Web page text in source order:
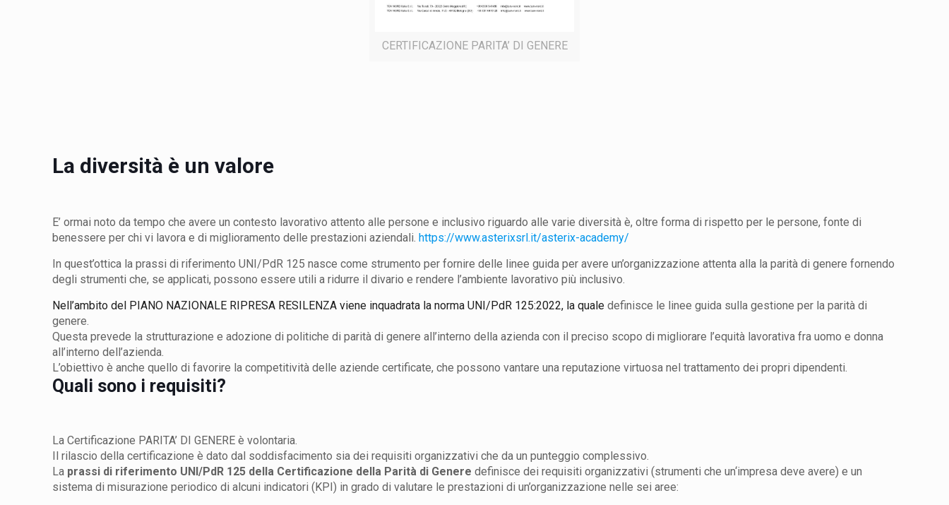
CERTIFICAZIONE PARITA’ DI GENERE
La diversità è un valore
E’ ormai noto da tempo che avere un contesto lavorativo attento alle persone e inclusivo riguardo alle varie diversità è, oltre forma di rispetto per le persone, fonte di
benessere per chi vi lavora e di miglioramento delle prestazioni aziendali.https://www.asterixsrl.it/asterix-academy/
In quest’ottica la prassi di riferimento UNI/PdR 125 nasce come strumento per fornire delle linee guida per avere un’organizzazione attenta alla la parità di genere fornendo
degli strumenti che, se applicati, possono essere utili a ridurre il divario e rendere l’ambiente lavorativo più inclusivo.
Nell’ambito del PIANO NAZIONALE RIPRESA RESILENZA viene inquadrata la norma UNI/PdR 125:2022, la qualedefinisce le linee guida sulla gestione per la parità di
genere.
Questa prevede la strutturazione e adozione di politiche di parità di genere all’interno della azienda con il preciso scopo di migliorare l’equità lavorativa fra uomo e donna
all’interno dell’azienda.
L’obiettivo è anche quello di favorire la competitività delle aziende certificate, che possono vantare una reputazione virtuosa nel trattamento dei propri dipendenti.
Quali sono i requisiti?
La Certificazione PARITA’ DI GENERE è volontaria.
Il rilascio dellacertificazione è dato dal soddisfacimento sia dei requisiti organizzativi che da un punteggio complessivo.
La prassi di riferimento UNI/PdR 125 della Certificazione della Parità di Generedefinisce dei requisiti organizzativi (strumenti che un‘impresa deve avere) e un
sistema di misurazione periodico di alcuni indicatori (KPI) in grado di valutare le prestazioni di un’organizzazione nelle sei aree: